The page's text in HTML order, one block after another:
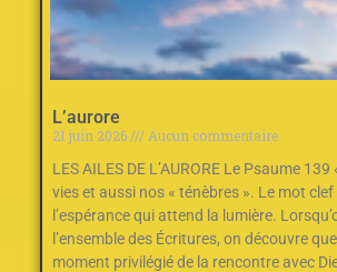
L’aurore
21 juin 2026
Aucun commentaire
LES AILES DE L’AURORE Le Psaume 139
vies et aussi nos‭ ‬«‮ ‬ténèbres‮ ‬»‭.‬ Le mot clef est «‭ ‬sha’har‮ ‬»‭ :
‬l’espérance qui attend la lumière.
l’ensemble des Écritures‭, ‬on découvre que l’aurore est le
moment privilégié de la rencontre avec Dieu‭.‬ Ce n’est